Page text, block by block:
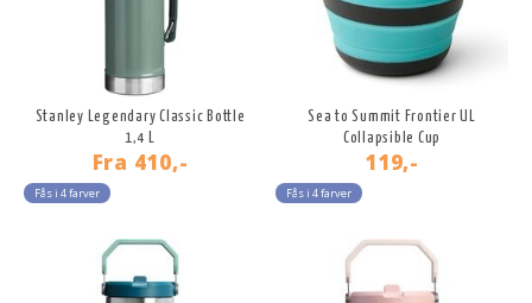
Stanley Legendary Classic Bottle
1,4 L
Fra 410,-
Fås i 4 farver
Sea to Summit Frontier UL
Collapsible Cup
119,-
Fås i 4 farver